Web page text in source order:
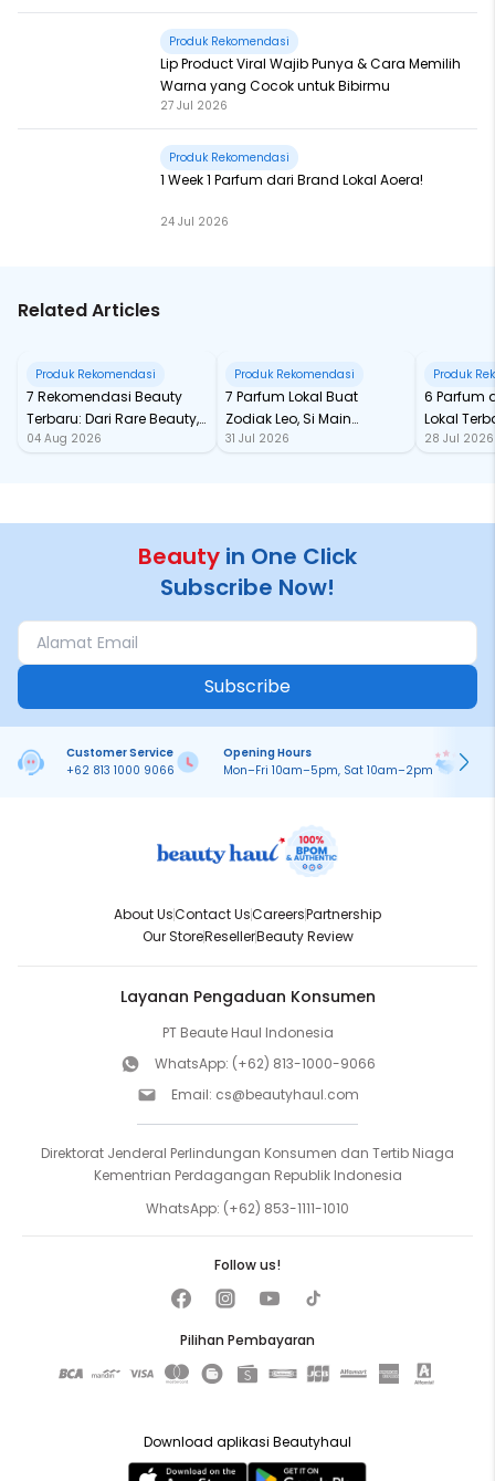
Produk Rekomendasi
Lip Product Viral Wajib Punya & Cara Memilih
Warna yang Cocok untuk Bibirmu
27 Jul 2026
Produk Rekomendasi
1 Week 1 Parfum dari Brand Lokal Aoera!
24 Jul 2026
Related Articles
Produk Rekomendasi
7 Rekomendasi Beauty
Terbaru: Dari Rare Beauty,
Sampai Rhode Skin, Super
04 Aug 2026
Produk Rekomendasi
7 Parfum Lokal Buat
Zodiak Leo, Si Main
Character yang Selalu
31 Jul 2026
Produk
6 Parfum
Lokal
dari
28 Jul 2026
Beauty in One Click
Subscribe Now!
Subscribe
Customer Service
+62 813 1000 9066
Opening Hours
Mon–Fri 10am–5pm, Sat 10am–2pm
About UsContact UsCareersPartnership
Our StoreResellerBeauty Review
Layanan Pengaduan Konsumen
PT Beaute Haul Indonesia
WhatsApp: (+62) 813-1000-9066
Email: cs@beautyhaul.com
Direktorat Jenderal Perlindungan Konsumen dan Tertib Niaga
Kementrian Perdagangan Republik Indonesia
WhatsApp: (+62) 853-1111-1010
Pilihan Pembayaran
Follow us!
Download aplikasi Beautyhaul